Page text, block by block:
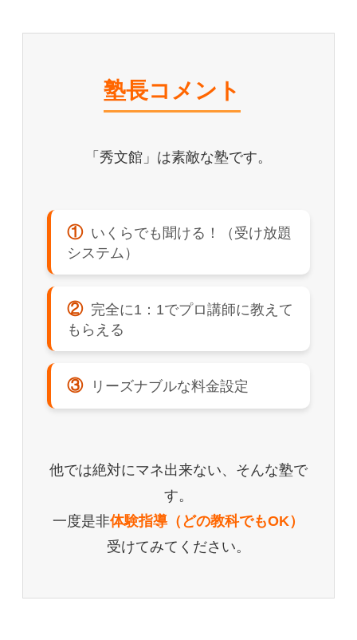
塾長コメント
「秀文館」は素敵な塾です。
① いくらでも聞ける！（受け放題
システム）
② 完全に1：1でプロ講師に教えて
もらえる
③ リーズナブルな料金設定
他では絶対にマネ出来ない、そんな塾で
す。
一度是非体験指導（どの教科でもOK）
受けてみてください。